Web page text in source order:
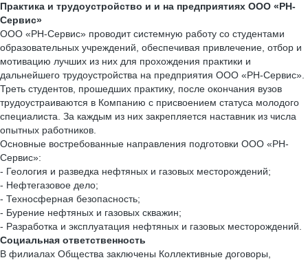
Практика и трудоустройство и и на предприятиях ООО «РН-
Сервис»
ООО «РН-Сервис» проводит системную работу со студентами
образовательных учреждений, обеспечивая привлечение, отбор и
мотивацию лучших из них для прохождения практики и
дальнейшего трудоустройства на предприятия ООО «РН-Сервис».
Треть студентов, прошедших практику, после окончания вузов
трудоустраиваются в Компанию с присвоением статуса молодого
специалиста. За каждым из них закрепляется наставник из числа
опытных работников.
Основные востребованные направления подготовки ООО «РН-
Сервис»:
- Геология и разведка нефтяных и газовых месторождений;
- Нефтегазовое дело;
- Техносферная безопасность;
- Бурение нефтяных и газовых скважин;
- Разработка и эксплуатация нефтяных и газовых месторождений.
Социальная ответственность
В филиалах Общества заключены Коллективные договоры,